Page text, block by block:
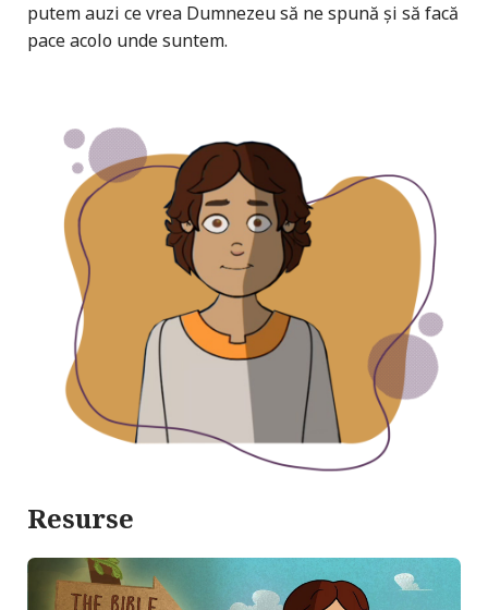
putem auzi ce vrea Dumnezeu să ne spună și să facă
pace acolo unde suntem.
Resurse